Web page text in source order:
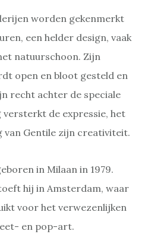
worden gekenmerkt
een helder design, vaak
natuurschoon. Zijn
open en bloot gesteld en
recht achter de speciale
versterkt de expressie, het
van Gentile zijn creativiteit.
in Milaan in 1979.
hij in Amsterdam, waar
voor het verwezenlijken
en pop-art.